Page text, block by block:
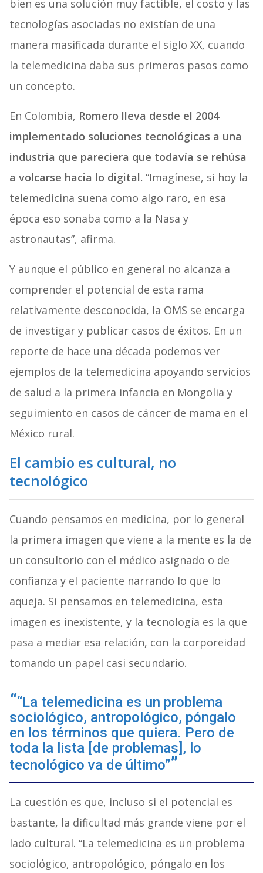
bien es una solución muy factible, el costo y las
tecnologías asociadas no existían de una
manera masificada durante el siglo XX, cuando
la telemedicina daba sus primeros pasos como
un concepto.
En Colombia, Romero lleva desde el 2004
implementado soluciones tecnológicas a una
industria que pareciera que todavía se rehúsa
a volcarse hacia lo digital. “Imagínese, si hoy la
telemedicina suena como algo raro, en esa
época eso sonaba como a la Nasa y
astronautas”, afirma.
Y aunque el público en general no alcanza a
comprender el potencial de esta rama
relativamente desconocida, la OMS se encarga
de investigar y publicar casos de éxitos. En un
reporte de hace una década podemos ver
ejemplos de la telemedicina apoyando servicios
de salud a la primera infancia en Mongolia y
seguimiento en casos de cáncer de mama en el
México rural.
El cambio es cultural, no
tecnológico
Cuando pensamos en medicina, por lo general
la primera imagen que viene a la mente es la de
un consultorio con el médico asignado o de
confianza y el paciente narrando lo que lo
aqueja. Si pensamos en telemedicina, esta
imagen es inexistente, y la tecnología es la que
pasa a mediar esa relación, con la corporeidad
tomando un papel casi secundario.
“La telemedicina es un problema
sociológico, antropológico, póngalo
en los términos que quiera. Pero de
toda la lista [de problemas], lo
tecnológico va de último”
La cuestión es que, incluso si el potencial es
bastante, la dificultad más grande viene por el
lado cultural. “La telemedicina es un problema
sociológico, antropológico, póngalo en los